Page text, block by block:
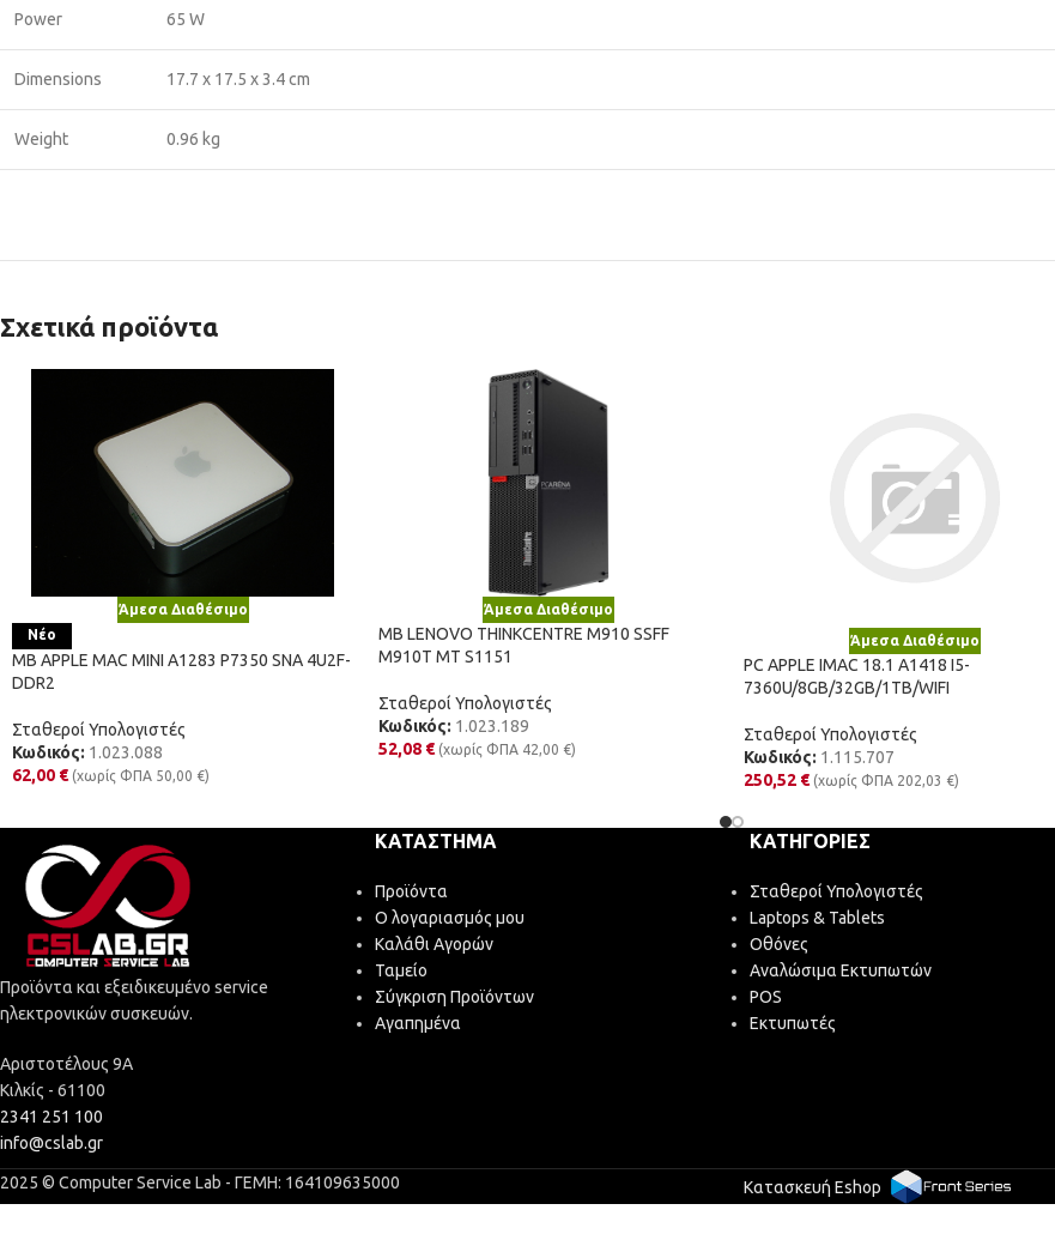
Power 65 W
Dimensions 17.7 x 17.5 x 3.4 cm
Weight 0.96 kg
Σχετικά προϊόντα
Άμεσα Διαθέσιμο
Νέο
MB APPLE MAC MINI A1283 P7350 SNA 4U2F-
DDR2
Σταθεροί Υπολογιστές
Κωδικός: 1.023.088
62,00 € (χωρίς ΦΠΑ 50,00 €)
Άμεσα Διαθέσιμο
MB LENOVO THINKCENTRE M910 SSFF
M910T ΜΤ S1151
Σταθεροί Υπολογιστές
Κωδικός: 1.023.189
52,08 € (χωρίς ΦΠΑ 42,00 €)
Άμεσα Διαθέσιμο
PC APPLE IMAC 18.1 A1418 I5-
7360U/8GB/32GB/1TB/WIFI
Σταθεροί Υπολογιστές
Κωδικός: 1.115.707
250,52 € (χωρίς ΦΠΑ 202,03 €)
Προϊόντα και εξειδικευμένο service
ηλεκτρονικών συσκευών.
Αριστοτέλους 9Α
Κιλκίς - 61100
2341 251 100
info@cslab.gr
ΚΑΤΆΣΤΗΜΑ
Προϊόντα
Ο λογαριασμός μου
Καλάθι Αγορών
Ταμείο
Σύγκριση Προϊόντων
Αγαπημένα
ΚΑΤΗΓΟΡΊΕΣ
Σταθεροί Υπολογιστές
Laptops & Tablets
Οθόνες
Αναλώσιμα Εκτυπωτών
POS
Εκτυπωτές
2025 © Computer Service Lab - ΓΕΜΗ: 164109635000 Κατασκευή Eshop